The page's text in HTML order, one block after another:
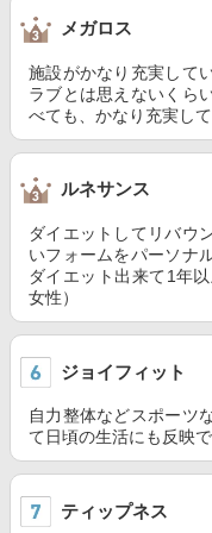
メガロス
施設がかなり充実して
ラブとは思えないくら
べても、かなり充実し
ルネサンス
ダイエットしてリバウ
いフォームをパーソナ
ダイエット出来て1年
女性）
ジョイフィット
自力整体などスポーツ
て日頃の生活にも反映
ティップネス